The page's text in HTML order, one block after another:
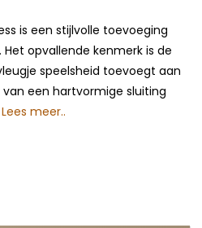
is een stijlvolle toevoeging
opvallende kenmerk is de
speelsheid toevoegt aan
een hartvormige sluiting
Lees meer..